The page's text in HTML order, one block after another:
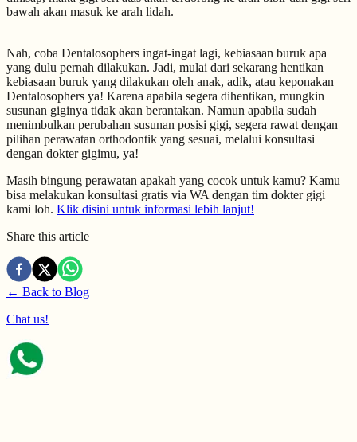
bawah akan masuk ke arah lidah.
Nah, coba Dentalosophers ingat-ingat lagi, kebiasaan buruk apa
yang dulu pernah dilakukan. Jadi, mulai dari sekarang hentikan
kebiasaan buruk yang dilakukan oleh anak, adik, atau keponakan
Dentalosophers ya! Karena apabila segera dihentikan, mungkin
susunan giginya tidak akan berantakan. Namun apabila sudah
menimbulkan perubahan susunan posisi gigi, segera rawat dengan
pilihan perawatan orthodontik yang sesuai, melalui konsultasi
dengan dokter gigimu, ya!
Masih bingung perawatan apakah yang cocok untuk kamu? Kamu
bisa melakukan konsultasi gratis via WA dengan tim dokter gigi
kami loh. Klik disini untuk informasi lebih lanjut!
Share this article
← Back to Blog
Chat us!